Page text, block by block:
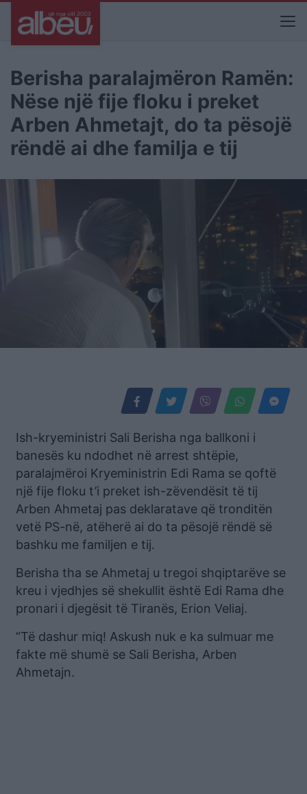
Berisha paralajmëron Ramën:
Nëse një fije floku i preket
Arben Ahmetajt, do ta pësojë
rëndë ai dhe familja e tij
Ish-kryeministri Sali Berisha nga ballkoni i
banesës ku ndodhet në arrest shtëpie,
paralajmëroi Kryeministrin Edi Rama se qoftë
një fije floku t’i preket ish-zëvendësit të tij
Arben Ahmetaj pas deklaratave që tronditën
vetë PS-në, atëherë ai do ta pësojë rëndë së
bashku me familjen e tij.
Berisha tha se Ahmetaj u tregoi shqiptarëve se
kreu i vjedhjes së shekullit është Edi Rama dhe
pronari i djegësit të Tiranës, Erion Veliaj.
“Të dashur miq! Askush nuk e ka sulmuar me
fakte më shumë se Sali Berisha, Arben
Ahmetajn.